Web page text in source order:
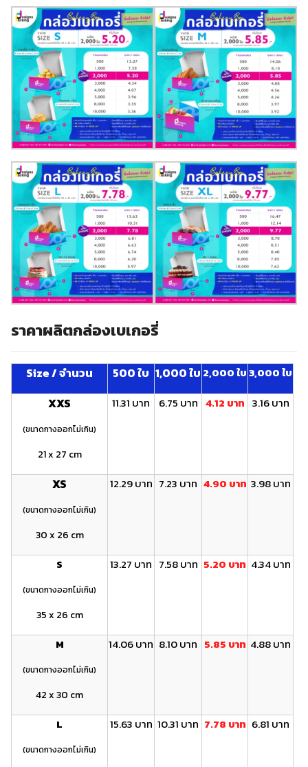
ราคาผลิตกล่องเบเกอรี่
Size / จำนวน 500 ใบ 1,000 ใบ 2,000 ใบ3,000 ใบ
XXS
(ขนาดกางออกไม่เกิน)
21 x 27 cm
11.31 บาท 6.75 บาท 4.12 บาท 3.16 บาท
XS
(ขนาดกางออกไม่เกิน)
30 x 26 cm
12.29 บาท 7.23 บาท 4.90 บาท 3.98 บาท
S
(ขนาดกางออกไม่เกิน)
35 x 26 cm
13.27 บาท 7.58 บาท 5.20 บาท 4.34 บาท
M
(ขนาดกางออกไม่เกิน)
42 x 30 cm
14.06 บาท 8.10 บาท 5.85 บาท 4.88 บาท
L
(ขนาดกางออกไม่เกิน)
15.63 บาท 10.31 บาท 7.78 บาท 6.81 บาท